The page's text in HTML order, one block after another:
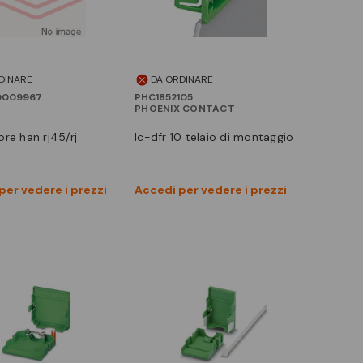
vedere i prezzi
Confronta
DA ORDINARE
PHC1852105
PHOENIX CONTACT
ic-dfr 10 telaio di montaggio
Accedi per vedere i prezzi
Confronta